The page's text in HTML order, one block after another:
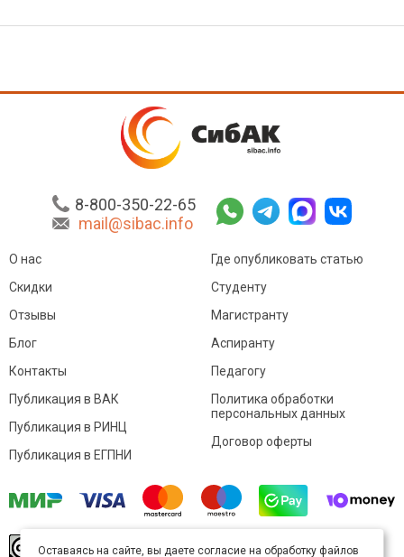
8-800-350-22-65
mail@sibac.info
О нас
Скидки
Отзывы
Блог
Контакты
Где опубликовать статью
Студенту
Магистранту
Аспиранту
Педагогу
Публикация в ВАК
Публикация в РИНЦ
Публикация в ЕГПНИ
Политика обработки
персональных данных
Договор оферты
Оставаясь на сайте, вы даете согласие на обработку файлов